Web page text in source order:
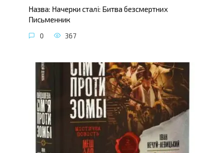
Назва: Начерки сталі: Битва безсмертних
Письменник
0 367